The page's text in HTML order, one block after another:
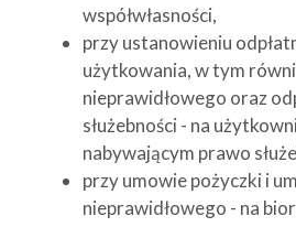
współwłasności,
przy ustanowieniu
użytkowania, w tym
nieprawidłowego oraz
służebności - na
nabywającym prawo
przy umowie pożyczki i
nieprawidłowego - na